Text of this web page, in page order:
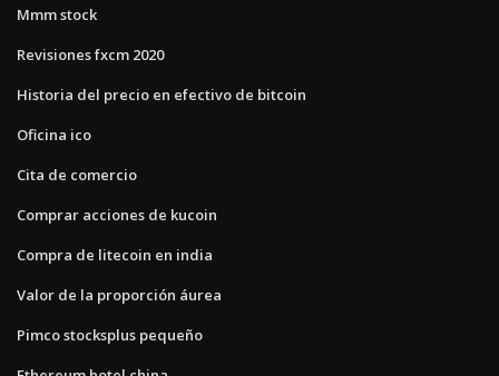
Mmm stock
Revisiones fxcm 2020
Historia del precio en efectivo de bitcoin
Oficina ico
Cita de comercio
Comprar acciones de kucoin
Compra de litecoin en india
Valor de la proporción áurea
Pimco stocksplus pequeño